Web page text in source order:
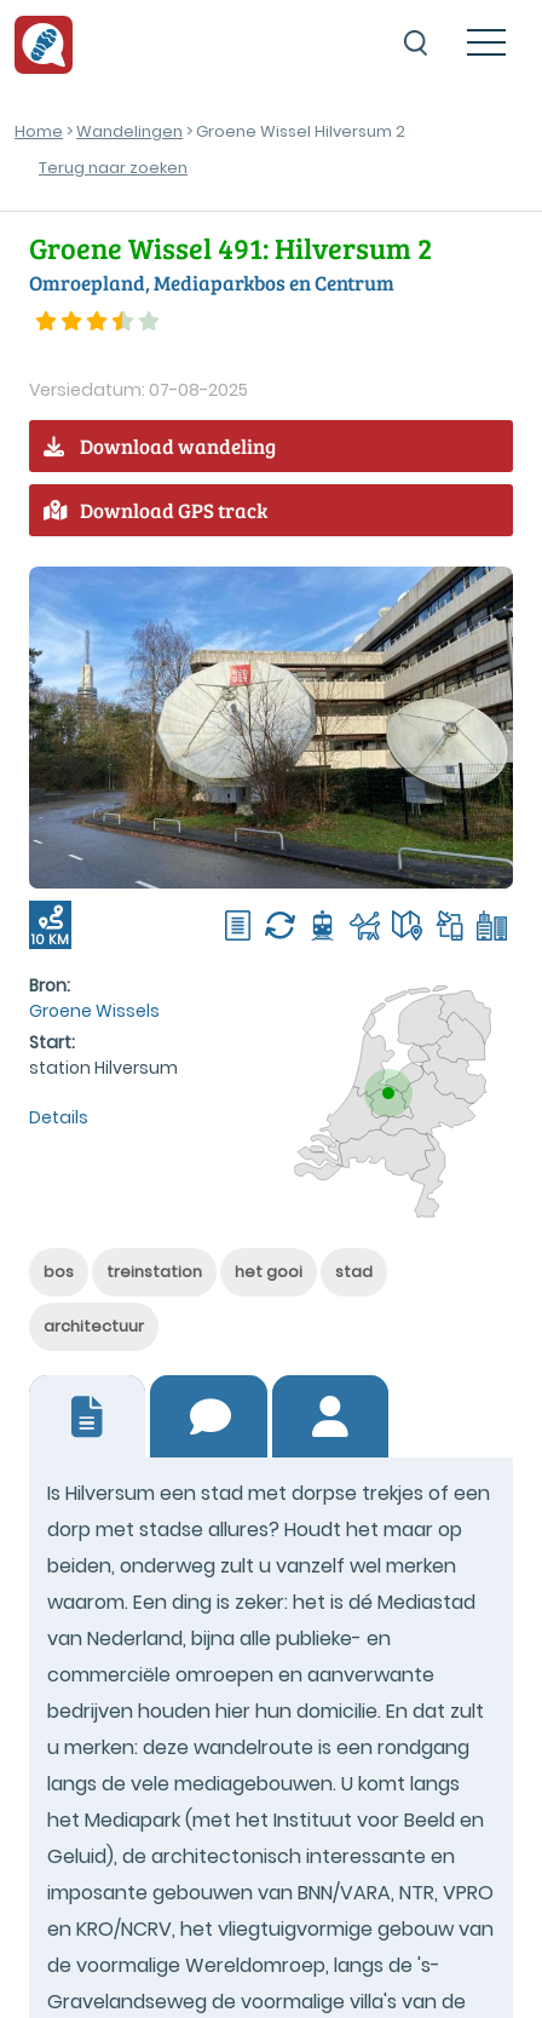
Home >Wandelingen > Groene Wissel Hilversum 2
Terug naar zoeken
Groene Wissel 491: Hilversum 2
Omroepland, Mediaparkbos en Centrum
Versiedatum: 07-08-2025
Download wandeling
Download GPS track
10 KM
Bron:
Groene Wissels
Start:
station Hilversum
Details
bos treinstation het gooi stad
architectuur
Is Hilversum een stad met dorpse trekjes of een
dorp met stadse allures? Houdt het maar op
beiden, onderweg zult u vanzelf wel merken
waarom. Een ding is zeker: het is dé Mediastad
van Nederland, bijna alle publieke- en
commerciële omroepen en aanverwante
bedrijven houden hier hun domicilie. En dat zult
u merken: deze wandelroute is een rondgang
langs de vele mediagebouwen. U komt langs
het Mediapark (met het Instituut voor Beeld en
Geluid), de architectonisch interessante en
imposante gebouwen van BNN/VARA, NTR, VPRO
en KRO/NCRV, het vliegtuigvormige gebouw van
de voormalige Wereldomroep, langs de 's-
Gravelandseweg de voormalige villa's van de